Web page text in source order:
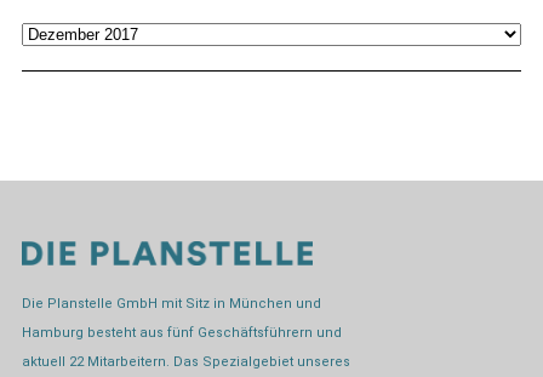
Archiv
Die Planstelle GmbH mit Sitz in München und
Hamburg besteht aus fünf Geschäftsführern und
aktuell 22 Mitarbeitern. Das Spezialgebiet unseres